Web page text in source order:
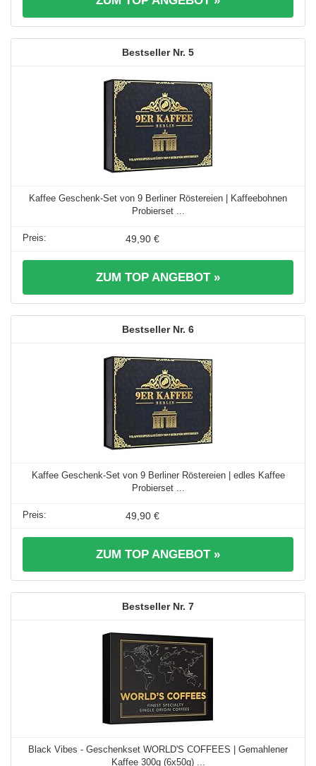
5
Kaffee Geschenk-Set von 9 Berliner Röstereien | Kaffeebohnen
Probierset ...
49,90 €
ZUM TOP ANGEBOT »
6
Kaffee Geschenk-Set von 9 Berliner Röstereien | edles Kaffee
Probierset ...
49,90 €
ZUM TOP ANGEBOT »
7
Black Vibes - Geschenkset WORLD'S COFFEES | Gemahlener
Kaffee 300g (6x50g) ...